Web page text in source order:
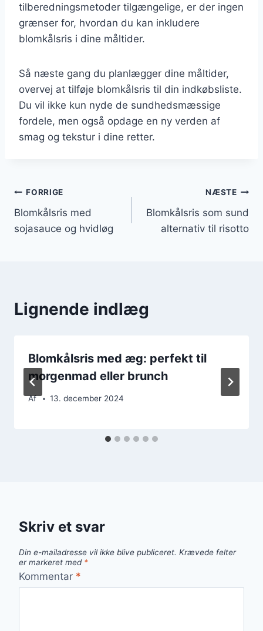
tilberedningsmetoder tilgængelige, er der ingen
grænser for, hvordan du kan inkludere
blomkålsris i dine måltider.
Så næste gang du planlægger dine måltider,
overvej at tilføje blomkålsris til din indkøbsliste.
Du vil ikke kun nyde de sundhedsmæssige
fordele, men også opdage en ny verden af
smag og tekstur i dine retter.
Indlægsnavigation
FORRIGE
Blomkålsris med
sojasauce og hvidløg
NÆSTE
Blomkålsris som sund
alternativ til risotto
Lignende indlæg
Blomkålsris med æg: perfekt til
morgenmad eller brunch
Af 13. december 2024
Skriv et svar
Din e-mailadresse vil ikke blive publiceret. Krævede felter
er markeret med *
Kommentar *